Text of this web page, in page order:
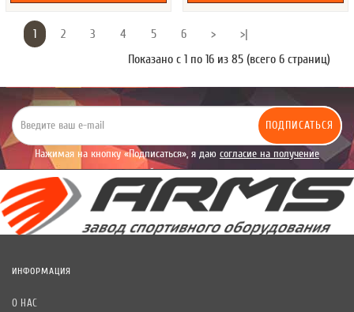
1 2 3 4 5 6 >
>|
Показано с 1 по 16 из 85 (всего 6 страниц)
ПОДПИСАТЬСЯ
Нажимая на кнопку «Подписаться», я даю согласие на получение
уведомлений рекламного характера.
ИНФОРМАЦИЯ
О НАС